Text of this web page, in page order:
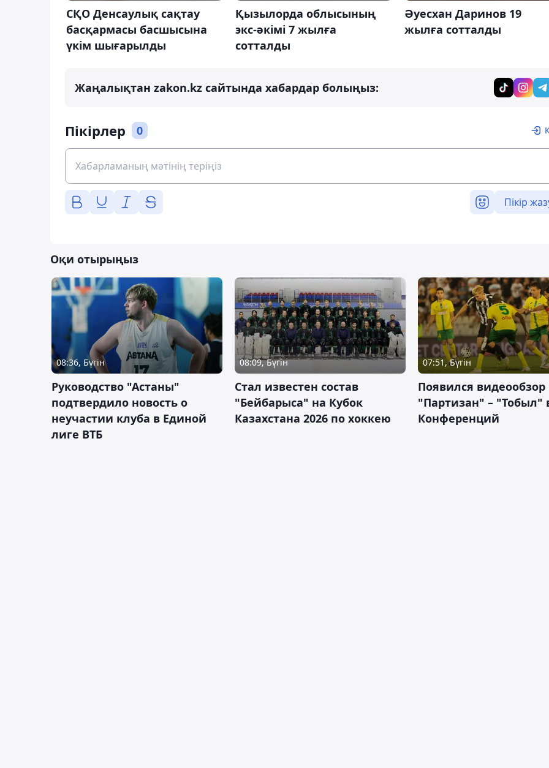
СҚО Денсаулық сақтау
басқармасы басшысына
үкім шығарылды
Қызылорда облысының
экс-әкімі 7 жылға
сотталды
Әуесхан Даринов 19
жылға сотталды
Жаңалықтан zakon.kz сайтында хабардар болыңыз:
Пікірлер 0
Пікір
Оқи отырыңыз
08:36, Бүгін
Руководство "Астаны"
подтвердило новость о
неучастии клуба в Единой
лиге ВТБ
08:09, Бүгін
Стал известен состав
"Бейбарыса" на Кубок
Казахстана 2026 по хоккею
07:51, Бүгін
Появился
"Партизан" – "Тобыл"
Конференций